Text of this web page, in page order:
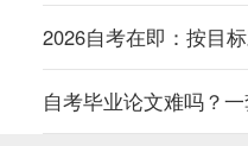
2026自考在即：按目
自考毕业论文难吗？